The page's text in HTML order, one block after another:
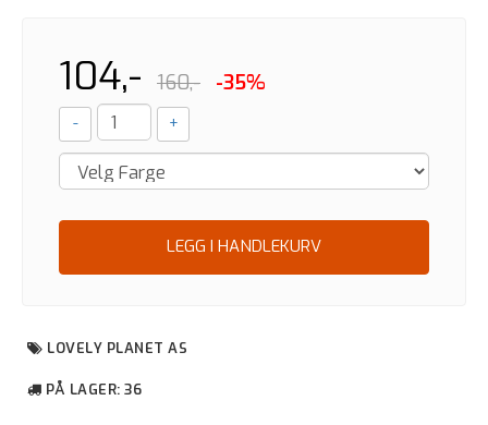
104,- 160,- -35%
- +
LEGG I HANDLEKURV
LOVELY PLANET AS
PÅ LAGER: 36